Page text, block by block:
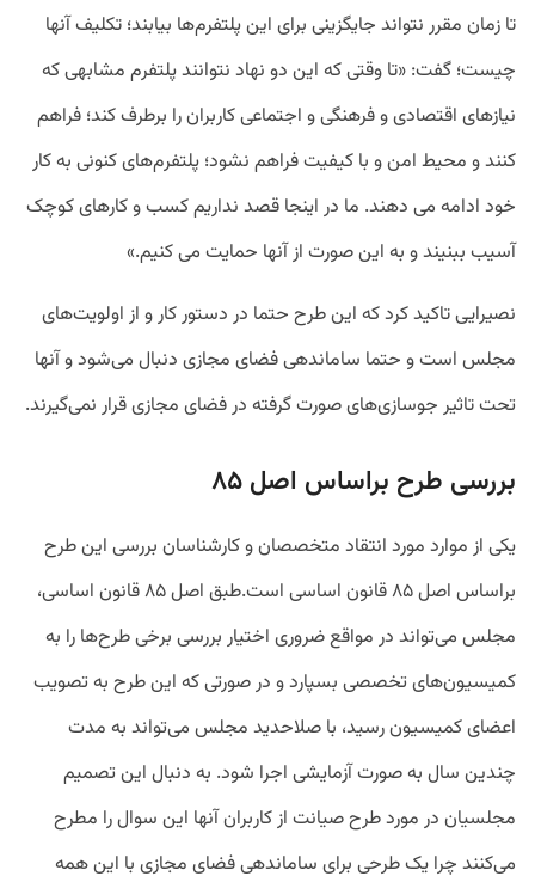
تا زمان مقرر نتواند جایگزینی برای این پلتفرم‌ها بیابند؛ تکلیف آنها
چیست؛ گفت: «تا وقتی که این دو نهاد نتوانند پلتفرم مشابهی که
نیازهای اقتصادی و فرهنگی و اجتماعی کاربران را برطرف کند؛ فراهم
کنند و محیط امن و با کیفیت فراهم نشود؛ پلتفرم‌های کنونی به کار
خود ادامه می دهند. ما در اینجا قصد نداریم کسب و کارهای کوچک
آسیب ببنیند و به این صورت از آنها حمایت می کنیم.»
نصیرایی تاکید کرد که این طرح حتما در دستور کار و از اولویت‌های
مجلس است و حتما ساماندهی فضای مجازی دنبال می‌شود و آنها
تحت تاثیر جوسازی‌های صورت گرفته در فضای مجازی قرار نمی‌گیرند.
بررسی طرح براساس اصل ۸۵
یکی از موارد مورد انتقاد متخصصان و کارشناسان بررسی این طرح
براساس اصل ۸۵ قانون اساسی است.طبق اصل ۸۵ قانون اساسی،
مجلس می‌تواند در مواقع ضروری اختیار بررسی برخی طرح‌ها را به
کمیسیون‌های تخصصی بسپارد و در صورتی که این طرح به تصویب
اعضای کمیسیون رسید، با صلاحدید مجلس می‌تواند به مدت
چندین سال به صورت آزمایشی اجرا شود. به دنبال این تصمیم
مجلسیان در مورد طرح صیانت از کاربران آنها این سوال را مطرح
می‌کنند چرا یک طرحی برای ساماندهی فضای مجازی با این همه